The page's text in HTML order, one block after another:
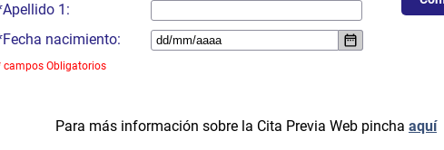
1:
nacimiento:
campos Obligatorios
Para más información sobre la Cita Previa Web pincha aquí